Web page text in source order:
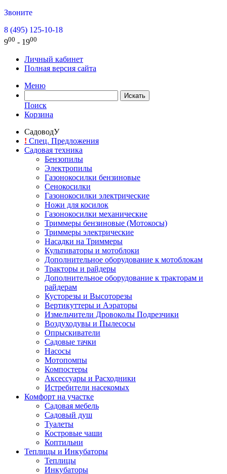
Звоните
8 (495) 125-10-18
900 - 1900
Личный кабинет
Полная версия сайта
Меню
Поиск
Корзина
СадоводУ
! Спец. Предложения
Садовая техника
Бензопилы
Электропилы
Газонокосилки бензиновые
Сенокосилки
Газонокосилки электрические
Ножи для косилок
Газонокосилки механические
Триммеры бензиновые (Мотокосы)
Триммеры электрические
Насадки на Триммеры
Культиваторы и мотоблоки
Дополнительное оборудование к мотоблокам
Тракторы и райдеры
Дополнительное оборудование к тракторам и
райдерам
Кусторезы и Высоторезы
Вертикуттеры и Аэраторы
Измельчители Дровоколы Подрезчики
Воздуходувы и Пылесосы
Опрыскиватели
Садовые тачки
Насосы
Мотопомпы
Компостеры
Аксессуары и Расходники
Истребители насекомых
Комфорт на участке
Садовая мебель
Садовый душ
Туалеты
Костровые чаши
Коптильни
Теплицы и Инкубаторы
Теплицы
Инкубаторы